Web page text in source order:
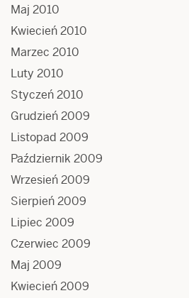
Maj 2010
Kwiecień 2010
Marzec 2010
Luty 2010
Styczeń 2010
Grudzień 2009
Listopad 2009
Październik 2009
Wrzesień 2009
Sierpień 2009
Lipiec 2009
Czerwiec 2009
Maj 2009
Kwiecień 2009